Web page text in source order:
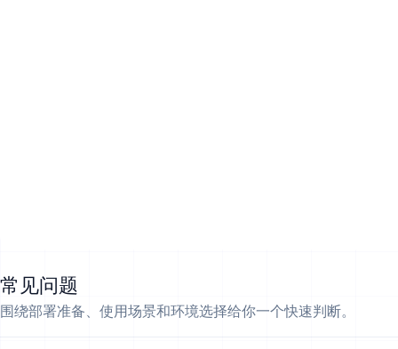
常见问题
围绕部署准备、使用场景和环境选择给你一个快速判断。